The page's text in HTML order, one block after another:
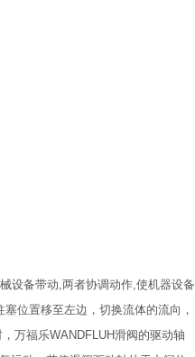
设备带动,两者协调动作,使机器设备
位置移至左边，切换流体的流向，
万福乐WANDFLUH滑阀的驱动轴